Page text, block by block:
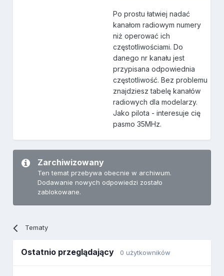
Po prostu łatwiej nadać
kanałom radiowym numery
niż operować ich
częstotliwościami. Do
danego nr kanału jest
przypisana odpowiednia
częstotliwość. Bez problemu
znajdziesz tabelę kanałów
radiowych dla modelarzy.
Jako pilota - interesuje cię
pasmo 35MHz.
Zarchiwizowany
Ten temat przebywa obecnie w archiwum.
Dodawanie nowych odpowiedzi zostało
zablokowane.
Tematy
Ostatnio przeglądający 0 użytkowników